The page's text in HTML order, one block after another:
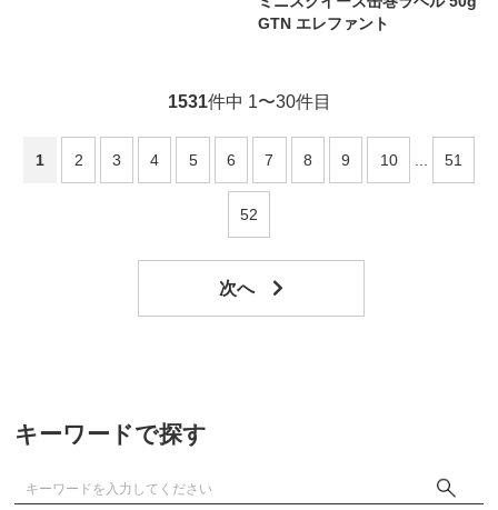
GTN エレファント
1531件中 1〜30件目
1 2 3 4 5 6 7 8 9 10 51
52
キーワードで探す